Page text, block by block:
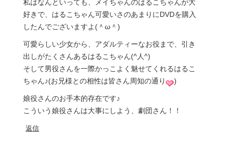
私はなんといっても、メイちゃんのはるこちゃんが大
好きで、はるこちゃん可愛いさのあまりにDVDを購入
したんでございますよ(＾ω＾)
可愛らしい少女から、アダルティーなお役まで、引き
出しがたくさんあるはるこちゃん(^人^)
そして男役さんを一際かっこよく魅せてくれるはるこ
ちゃん♪(お兄様との相性は皆さん周知の通り
)
娘役さんのお手本的存在です♪
こういう娘役さんは大事にしよう、劇団さん！！
返信